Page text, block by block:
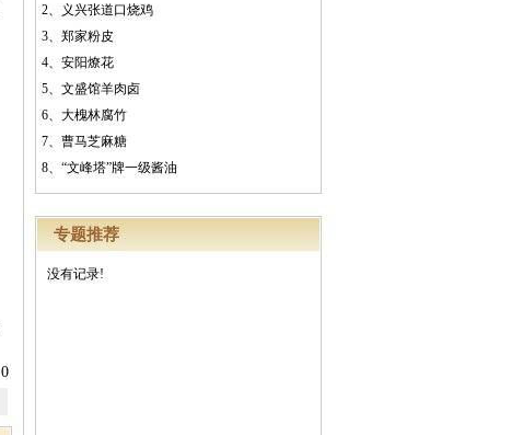
2、
义兴张道口烧鸡
3、 郑家粉皮
4、 安阳燎花
5、 文盛馆羊肉卤
6、 大槐林腐竹
7、 曹马芝麻糖
8、 “文峰塔”牌一级酱油
专题推荐
没有记录!
0